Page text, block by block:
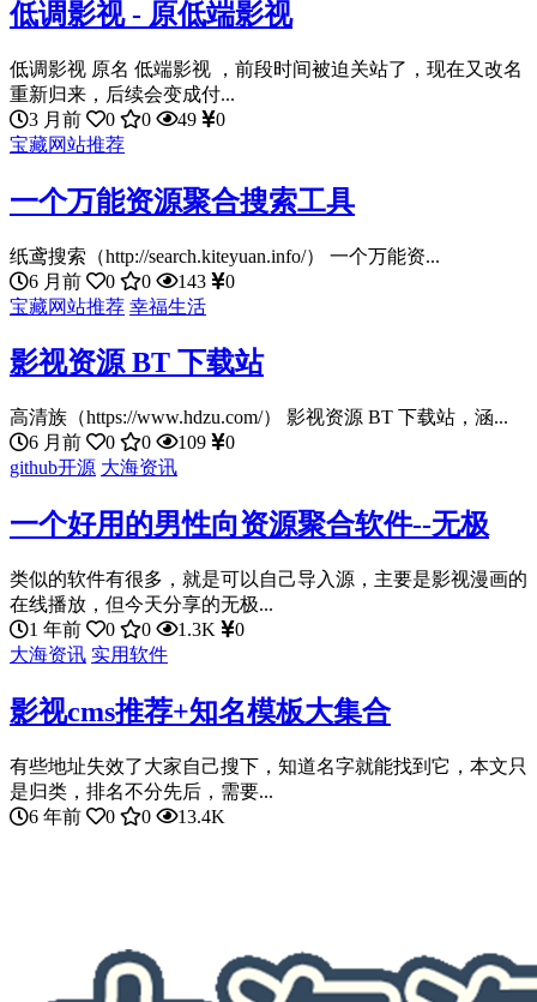
低调影视 - 原低端影视
低调影视 原名 低端影视 ，前段时间被迫关站了，现在又改名
重新归来，后续会变成付...
3 月前
0 0 49
0
宝藏网站推荐
一个万能资源聚合搜索工具
纸鸢搜索（http://search.kiteyuan.info/） 一个万能资...
6 月前
0 0 143
0
宝藏网站推荐 幸福生活
影视资源 BT 下载站
高清族（https://www.hdzu.com/） 影视资源 BT 下载站，涵...
6 月前
0 0 109
0
github开源 大海资讯
一个好用的男性向资源聚合软件--无极
类似的软件有很多，就是可以自己导入源，主要是影视漫画的
在线播放，但今天分享的无极...
1 年前
0 0 1.3K
0
大海资讯 实用软件
影视cms推荐+知名模板大集合
有些地址失效了大家自己搜下，知道名字就能找到它，本文只
是归类，排名不分先后，需要...
6 年前
0 0 13.4K